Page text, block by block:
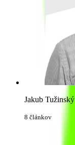
Jakub Tužinský
8 článkov